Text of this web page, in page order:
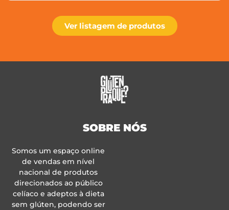
Ver listagem de produtos
SOBRE NÓS
Somos um espaço online
de vendas em nível
nacional de produtos
direcionados ao público
celíaco e adeptos à dieta
sem glúten, podendo ser